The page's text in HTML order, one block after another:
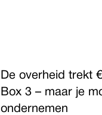
De overheid trekt
Box 3 – maar je
ondernemen